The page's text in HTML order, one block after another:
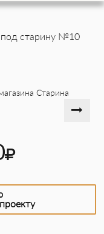
под старину №10